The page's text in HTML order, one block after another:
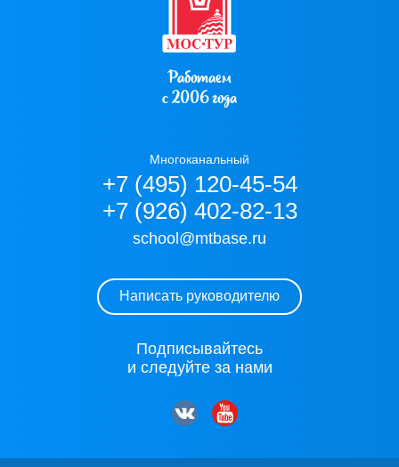
Работаем
с 2006 года
Многоканальный
+7 (495) 120-45-54
+7 (926) 402-82-13
school@mtbase.ru
Написать руководителю
Подписывайтесь
и следуйте за нами